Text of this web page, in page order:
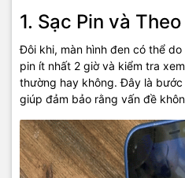
1. Sạc Pin và
Đôi khi, màn hình đen có thể
pin ít nhất 2 giờ và kiểm tra
thường hay không. Đây là
giúp đảm bảo rằng vấn đề